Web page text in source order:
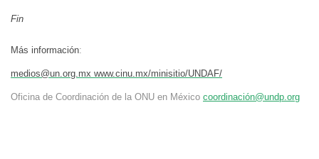
Fin
Más información:
medios@un.org.mx www.cinu.mx/minisitio/UNDAF/
Oficina de Coordinación de la ONU en México coordinación@undp.org